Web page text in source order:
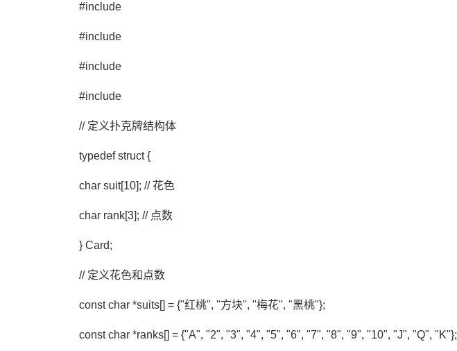
#include
#include
#include
#include
// 定义扑克牌结构体
typedef struct {
char suit[10]; // 花色
char rank[3]; // 点数
} Card;
// 定义花色和点数
const char *suits[] = {"红桃", "方块", "梅花", "黑桃"};
const char *ranks[] = {"A", "2", "3", "4", "5", "6", "7", "8", "9", "10", "J", "Q", "K"};